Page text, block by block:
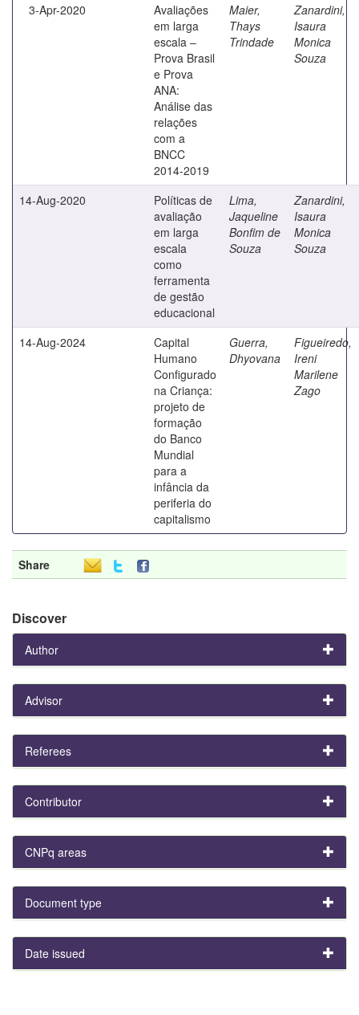
3-Apr-2020
Avaliações
em larga
escala –
Prova Brasil
e Prova
ANA:
Análise das
relações
com a
BNCC
2014-2019
Maier,
Thays
Trindade
Zanardini,
Isaura
Monica
Souza
14-Aug-2020
Políticas de
avaliação
em larga
escala
como
ferramenta
de gestão
educacional
Lima,
Jaqueline
Bonfim de
Souza
Zanardini,
Isaura
Monica
Souza
14-Aug-2024
Capital
Humano
Configurado
na Criança:
projeto de
formação
do Banco
Mundial
para a
infância da
periferia do
capitalismo
Guerra,
Dhyovana
Figueiredo,
Ireni
Marilene
Zago
Share
Discover
Author
Advisor
Referees
Contributor
CNPq areas
Document type
Date issued